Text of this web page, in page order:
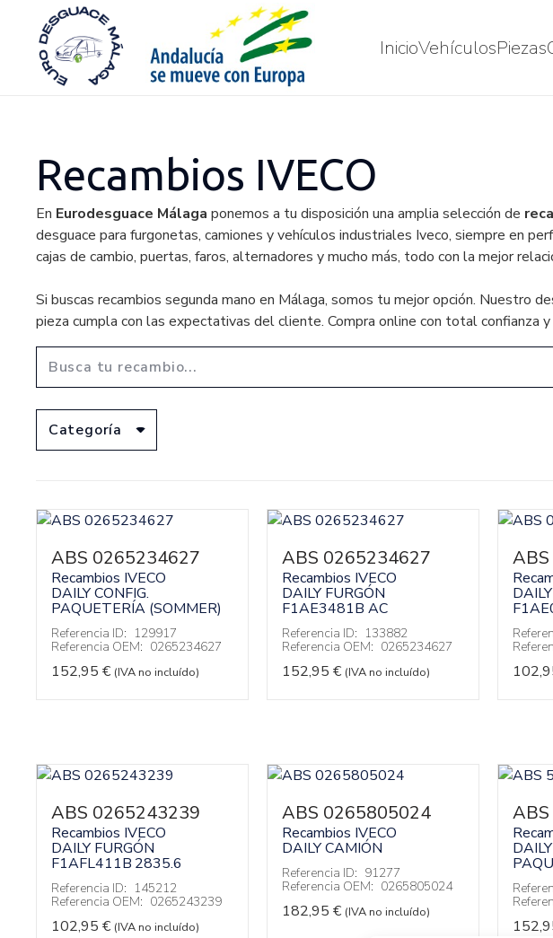
InicioVehículosPiezas
Recambios IVECO
En Eurodesguace Málaga ponemos a tu disposición una amplia selección de
desguace para furgonetas, camiones y vehículos industriales Iveco, siempre en
cajas de cambio, puertas, faros, alternadores y mucho más, todo con la mejor
Si buscas recambios segunda mano en Málaga, somos tu mejor opción. Nuestro
pieza cumpla con las expectativas del cliente. Compra online con total
Categoría
ABS 0265234627
Recambios IVECO
DAILY CONFIG.
PAQUETERÍA (SOMMER)
Referencia ID: 129917
Referencia OEM: 0265234627
152,95 € (IVA no incluído)
ABS 0265234627
Recambios IVECO
DAILY FURGÓN
F1AE3481B AC
Referencia ID: 133882
Referencia OEM: 0265234627
152,95 € (IVA no incluído)
ABS 0265243239
Recambios IVECO
DAILY FURGÓN
F1AFL411B 2835.6
Referencia ID: 145212
Referencia OEM: 0265243239
102,95 € (IVA no incluído)
ABS 0265805024
Recambios IVECO
DAILY CAMIÓN
Referencia ID: 91277
Referencia OEM: 0265805024
182,95 € (IVA no incluído)